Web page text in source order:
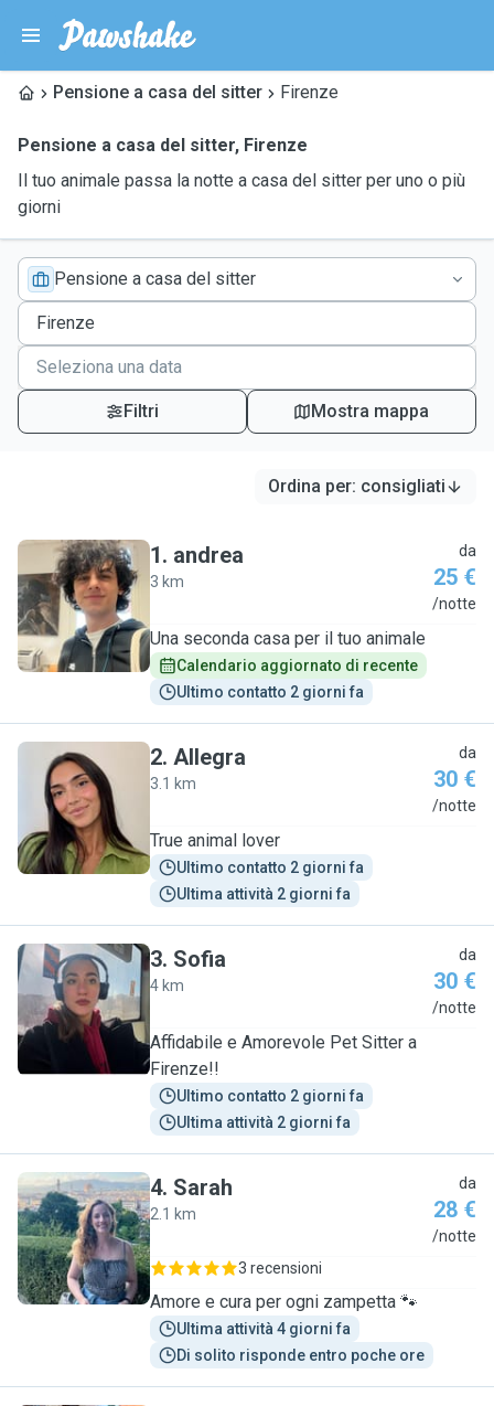
Pensione a casa del sitter Firenze
Pensione a casa del sitter, Firenze
Il tuo animale passa la notte a casa del sitter per uno o più
giorni
Pensione a casa del sitter
Filtri Mostra mappa
Ordina per: consigliati
A
1. andrea
3 km
da
25 €
/notte
Una seconda casa per il tuo animale
Calendario aggiornato di recente
Ultimo contatto 2 giorni fa
A
2. Allegra
3.1 km
da
30 €
/notte
True animal lover
Ultimo contatto 2 giorni fa
Ultima attività 2 giorni fa
S
3. Sofia
4 km
da
30 €
/notte
Affidabile e Amorevole Pet Sitter a
Firenze!!
Ultimo contatto 2 giorni fa
Ultima attività 2 giorni fa
S
4. Sarah
2.1 km
da
28 €
/notte
3 recensioni
Amore e cura per ogni zampetta 🐾
Ultima attività 4 giorni fa
Di solito risponde entro poche ore